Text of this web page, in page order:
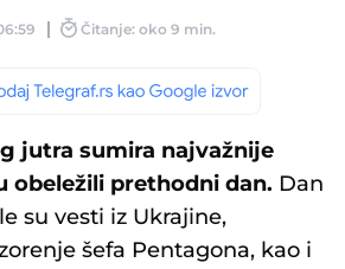
Čitanje: oko 9 min.
jutra sumira najvažnije
obeležili prethodni dan. Dan
su vesti iz Ukrajine,
šefa Pentagona, kao i